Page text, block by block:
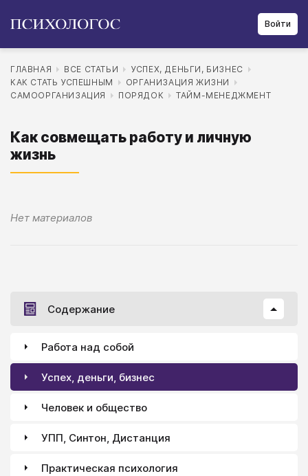
Войти
ГЛАВНАЯ ВСЕ СТАТЬИ
УСПЕХ, ДЕНЬГИ, БИЗНЕС
КАК СТАТЬ УСПЕШНЫМ
ОРГАНИЗАЦИЯ ЖИЗНИ
САМООРГАНИЗАЦИЯ
ПОРЯДОК ТАЙМ-МЕНЕДЖМЕНТ
Как совмещать работу и личную
жизнь
Нет материалов
Содержание
Работа над собой
Успех, деньги, бизнес
Человек и общество
УПП, Синтон, Дистанция
Практическая психология